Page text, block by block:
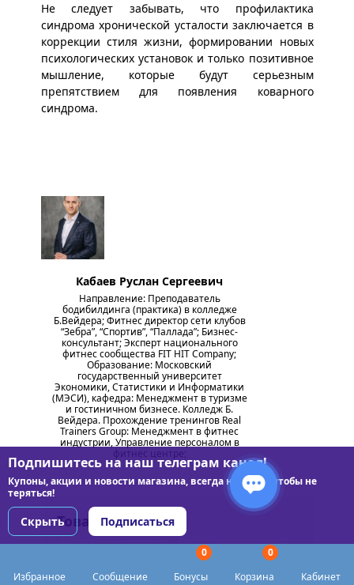
Избранное Сообщение
0
Бонусы
0
Корзина
Кабинет
Не следует забывать, что профилактика
синдрома хронической усталости заключается в
коррекции стиля жизни, формировании новых
психологических установок и только позитивное
мышление, которые будут серьезным
препятствием для появления коварного
синдрома.
Кабаев Руслан Сергеевич
Направление: Преподаватель
бодибилдинга (практика) в колледже
Б.Вейдера; Фитнес директор сети клубов
“Зебра”, “Спортив”, “Паллада”; Бизнес-
консультант; Эксперт национального
фитнес сообщества FIT HIT Company;
Образование: Московский
государственный университет
Экономики, Статистики и Информатики
(МЭСИ), кафедра: Менеджмент в туризме
и гостиничном бизнесе. Колледж Б.
Вейдера. Прохождение тренингов Real
Trainers Group: Менеджмент в фитнес
индустрии, Управление персоналом в
фитнес центре;
Товары из статьи
Подпишитесь на наш телеграм канал!
Купоны, акции и новости магазина, всегда на связи чтобы не
теряться!
Скрыть Подписаться